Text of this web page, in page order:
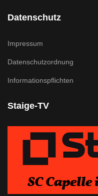
Datenschutz
Impressum
Datenschutzordnung
Informationspflichten
Staige-TV